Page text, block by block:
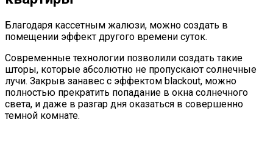
Благодаря кассетным жалюзи, можно создать в
помещении эффект другого времени суток.
Современные технологии позволили создать такие
шторы, которые абсолютно не пропускают солнечные
лучи. Закрыв занавес с эффектом blackout, можно
полностью прекратить попадание в окна солнечного
света, и даже в разгар дня оказаться в совершенно
темной комнате.